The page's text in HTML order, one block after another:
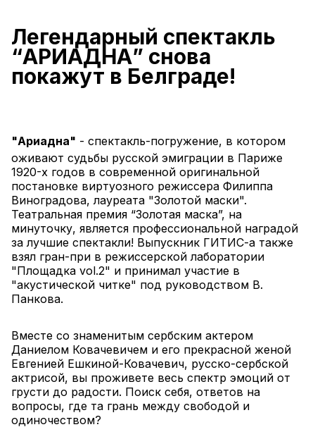
Легендарный спектакль
“АРИАДНА” снова
покажут в Белграде!
"Ариадна" - спектакль-погружение, в котором
оживают судьбы русской эмиграции в Париже
1920-х годов в современной оригинальной
постановке виртуозного режиссера Филиппа
Виноградова, лауреата "Золотой маски".
Театральная премия “Золотая маска”, на
минуточку, является профессиональной наградой
за лучшие спектакли! Выпускник ГИТИС-а также
взял гран-при в режиссерской лаборатории
"Площадка vol.2" и принимал участие в
"акустической читке" под руководством В.
Панкова.
Вместе со знаменитым сербским актером
Даниелом Ковачевичем и его прекрасной женой
Евгенией Ешкиной-Ковачевич, русско-сербской
актрисой, вы проживете весь спектр эмоций от
грусти до радости. Поиск себя, ответов на
вопросы, где та грань между свободой и
одиночеством?